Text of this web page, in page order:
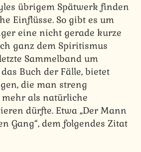
übrigem Spätwerk finden
Einflüsse. So gibt es um
eine nicht gerade kurze
ganz dem Spiritismus
Sammelband um
Buch der Fälle, bietet
die man streng
als natürliche
dürfte. Etwa „Der Mann
Gang“, dem folgendes Zitat